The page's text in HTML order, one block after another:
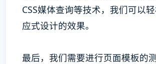
CSS媒体查询等技术，我们可以
应式设计的效果。
最后，我们需要进行页面模板的测